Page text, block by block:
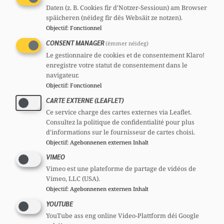
concernés par cet encours, en distinguant les
étudiants résidents des étudiants non-
résidents ?
2. Quel est le montant moyen et médian de
l’endettement individuel des bénéficiaires au
titre des prêts étudiants ? Quelle a été
l’évolution de ces montants au cours des dix
dernières années disponibles, en distinguant
les étudiants résidents des étudiants non-
résidents ?
3. Quelle a été la durée moyenne et médiane
de remboursement des prêts étudiants
arrivés à échéance ou entièrement
remboursés au cours des dix dernières
années disponibles ?
Daten (z. B. Cookies fir d'Notzer-Sessioun) am Browser
späicheren (néideg fir dës Websäit ze notzen).
Objectif: Fonctionnel
CONSENT MANAGER(ëmmer néideg)
Le gestionnaire de cookies et de consentement Klaro!
enregistre votre statut de consentement dans le
navigateur.
Objectif: Fonctionnel
CARTE EXTERNE (LEAFLET)
Ce service charge des cartes externes via Leaflet.
Consultez la politique de confidentialité pour plus
d'informations sur le fournisseur de cartes choisi.
Objectif: Agebonnenen externen Inhalt
VIMEO
Vimeo est une plateforme de partage de vidéos de
Vimeo, LLC (USA).
Objectif: Agebonnenen externen Inhalt
YOUTUBE
YouTube ass eng online Video-Plattform déi Google